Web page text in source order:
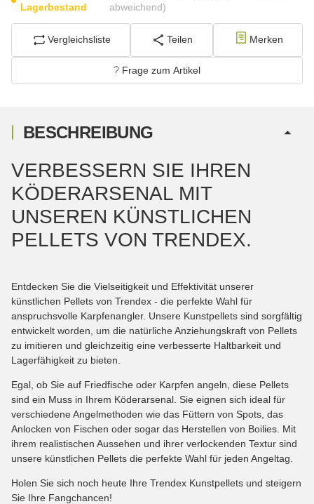
Lagerbestand
abweichend)
Vergleichsliste Teilen Merken
Frage zum Artikel
BESCHREIBUNG
VERBESSERN SIE IHREN
KÖDERARSENAL MIT
UNSEREN KÜNSTLICHEN
PELLETS VON TRENDEX.
Entdecken Sie die Vielseitigkeit und Effektivität unserer
künstlichen Pellets von Trendex - die perfekte Wahl für
anspruchsvolle Karpfenangler. Unsere Kunstpellets sind sorgfältig
entwickelt worden, um die natürliche Anziehungskraft von Pellets
zu imitieren und gleichzeitig eine verbesserte Haltbarkeit und
Lagerfähigkeit zu bieten.
Egal, ob Sie auf Friedfische oder Karpfen angeln, diese Pellets
sind ein Muss in Ihrem Köderarsenal. Sie eignen sich ideal für
verschiedene Angelmethoden wie das Füttern von Spots, das
Anlocken von Fischen oder sogar das Herstellen von Boilies. Mit
ihrem realistischen Aussehen und ihrer verlockenden Textur sind
unsere künstlichen Pellets die perfekte Wahl für jeden Angeltag.
Holen Sie sich noch heute Ihre Trendex Kunstpellets und steigern
Sie Ihre Fangchancen!